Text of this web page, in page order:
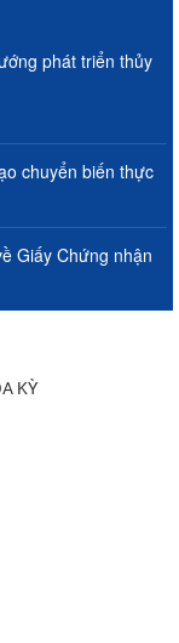
phát triển thủy
chuyển biến thực
Giấy Chứng nhận
KỲ